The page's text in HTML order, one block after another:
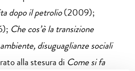
dopo il petrolio(2009);
Che cos’è la transizione
disuguaglianze sociali
alla stesura di Come si fa